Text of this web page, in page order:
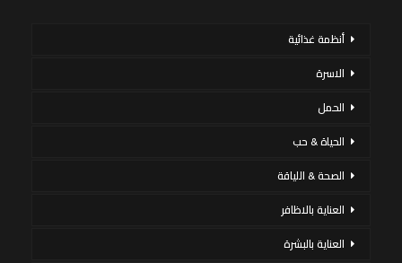
أنظمة غذائية
الاسرة
الحمل
الحياة & حب
الصحة & اللياقة
العناية بالاظافر
العناية بالبشرة